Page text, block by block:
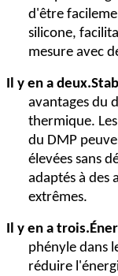
d'être
silicone,
mesure avec
Il y en a deux.
avantages du
thermique.
du DMP
élevées sans
adaptés à des
extrêmes.
Il y en a trois.
phényle dans
réduire